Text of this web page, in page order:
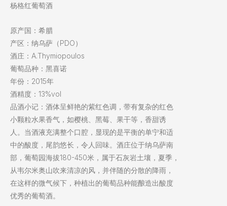
杨格红葡萄酒
原产国：希腊
产区：纳乌萨（PDO）
酒庄：A.Thymiopoulos
葡萄品种：黑喜诺
年份：2015年
酒精度：13%vol
品酒小记：酒体呈鲜艳的紫红色调，带有复杂的红色
小颗粒水果香气，如樱桃、黑莓、果干等，香甜诱
人。当酒液充满整个口腔，显现的是平衡的单宁和适
中的酸度，尾韵悠长，令人回味。酒庄位于纳乌萨南
部，葡萄园海拔180-450米，属于石灰岩土壤，夏季，
从韦尔米奥山吹来清凉的风，并伴随的分散的降雨，
在这样的微气候下，种植出的葡萄品种能酿造出酸度
优秀的葡萄酒。